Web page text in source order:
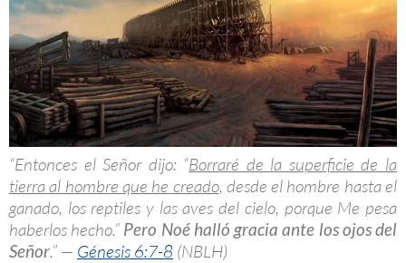
“Entonces el Señor dijo: “Borraré de la superficie de la
tierra al hombre que he creado, desde el hombre hasta el
ganado, los reptiles y las aves del cielo, porque Me pesa
haberlos hecho.” Pero Noé halló gracia ante los ojos del
Señor.” — Génesis 6:7-8 (NBLH)